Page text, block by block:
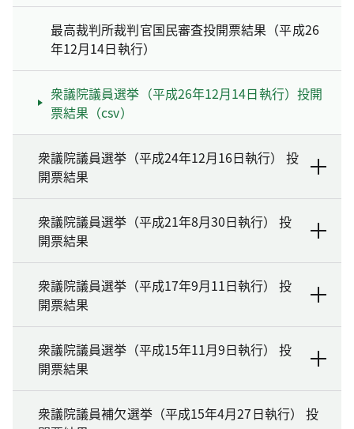
最高裁判所裁判官国民審査投開票結果（平成26
年12月14日執行）
衆議院議員選挙（平成26年12月14日執行）投開
票結果（csv）
衆議院議員選挙（平成24年12月16日執行） 投
開票結果
衆議院議員選挙（平成21年8月30日執行） 投
開票結果
衆議院議員選挙（平成17年9月11日執行） 投
開票結果
衆議院議員選挙（平成15年11月9日執行） 投
開票結果
衆議院議員補欠選挙（平成15年4月27日執行） 投